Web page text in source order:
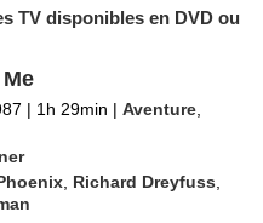
TV disponibles en DVD ou
| 1h 29min | Aventure
Richard Dreyfuss